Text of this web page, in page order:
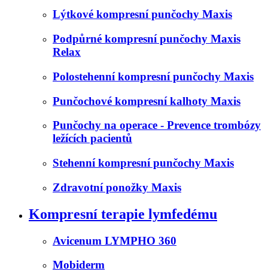
Lýtkové kompresní punčochy Maxis
Podpůrné kompresní punčochy Maxis
Relax
Polostehenní kompresní punčochy Maxis
Punčochové kompresní kalhoty Maxis
Punčochy na operace - Prevence trombózy
ležících pacientů
Stehenní kompresní punčochy Maxis
Zdravotní ponožky Maxis
Kompresní terapie lymfedému
Avicenum LYMPHO 360
Mobiderm